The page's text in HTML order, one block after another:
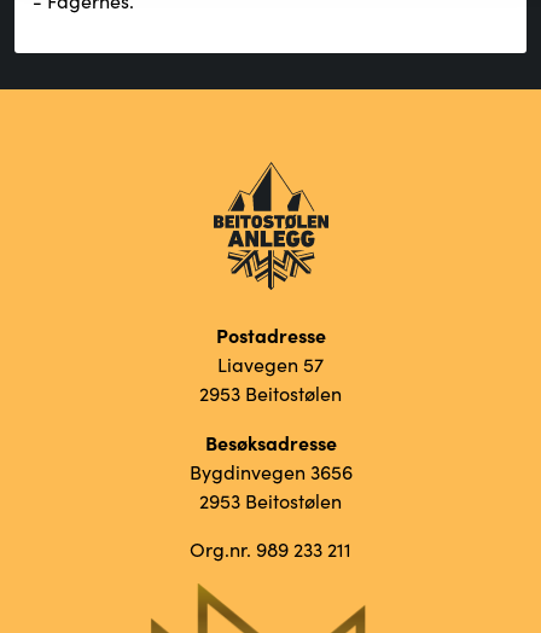
Postadresse
Liavegen 57
2953 Beitostølen
Besøksadresse
Bygdinvegen 3656
2953 Beitostølen
Org.nr. 989 233 211